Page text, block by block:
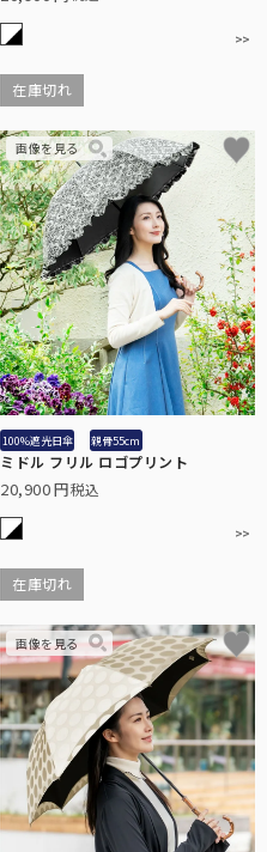
在庫切れ
100%遮光日傘 親骨55cm
ミドル フリル ロゴプリント
20,900 税込
在庫切れ